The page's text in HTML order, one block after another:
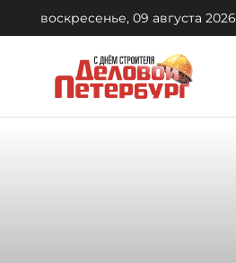
воскресенье, 09 августа 2026